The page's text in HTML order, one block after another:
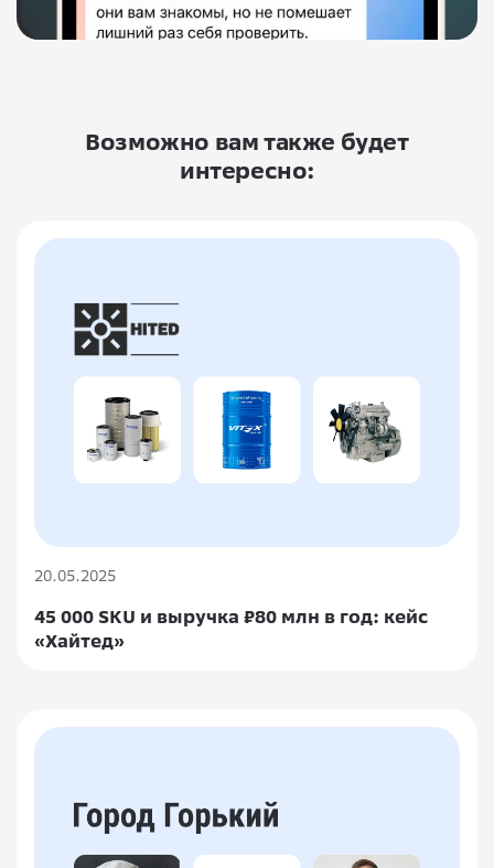
Возможно вам также будет
интересно:
20.05.2025
45 000 SKU и выручка ₽80 млн в год: кейс
«Хайтед»